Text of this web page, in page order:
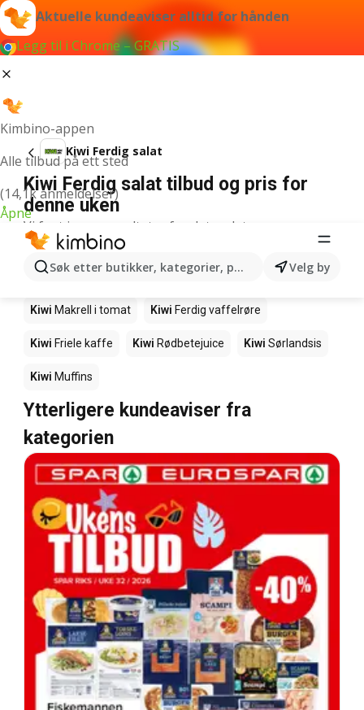
Aktuelle kundeaviser alltid for hånden
Legg til i Chrome – GRATIS
Kimbino-appen
Alle tilbud på ett sted
(14,1k anmeldelser)
Åpne
Søk etter butikker, kategorier, produkter...Velg by
Kiwi Ferdig salat
Kiwi Ferdig salat tilbud og pris for
denne uken
Vi fant ingen resultater for det ordet.
Andre produkter i butikkene Kiwi
Kiwi Fårikålkjøtt
Kiwi Makrell i tomat Kiwi Ferdig vaffelrøre
Kiwi Friele kaffe Kiwi Rødbetejuice Kiwi Sørlandsis
Kiwi Muffins
Ytterligere kundeaviser fra
kategorien